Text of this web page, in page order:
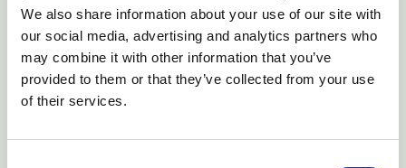
We also share information about your use of our site with
our social media, advertising and analytics partners who
may combine it with other information that you’ve
provided to them or that they’ve collected from your use
of their services.
Käufer derzeit für erneuerbaren Wasserstoff zu zahlen bereit
sind, decken.
DieEuropäische Exekutivagentur für Klima, Infrastruktur und
Umwelt (CINEA)bewertet nun die eingereichten Angebote
anhand der festgelegten Qualifikationskriterien. Alle
gereiht. CINEA plant, dieErgebnisse der Bewertung bis Ende